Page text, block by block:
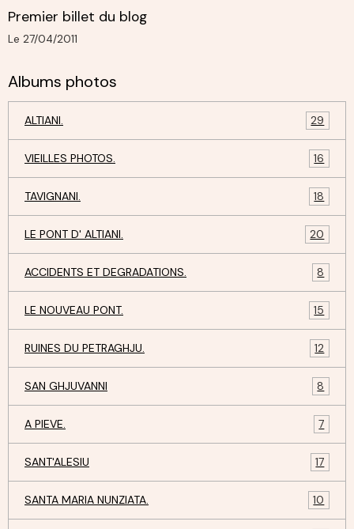
Premier billet du blog
Le 27/04/2011
Albums photos
ALTIANI. 29
VIEILLES PHOTOS. 16
TAVIGNANI. 18
LE PONT D' ALTIANI. 20
ACCIDENTS ET DEGRADATIONS. 8
LE NOUVEAU PONT. 15
RUINES DU PETRAGHJU. 12
SAN GHJUVANNI 8
A PIEVE. 7
SANT'ALESIU 17
SANTA MARIA NUNZIATA. 10